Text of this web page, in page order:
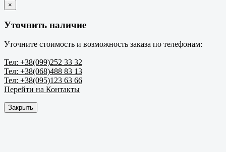
×
Уточнить наличие
Уточните стоимость и возможность заказа по телефонам:
Тел: +38(099)252 33 32
Тел: +38(068)488 83 13
Тел: +38(095)123 63 66
Перейти на Контакты
Закрыть